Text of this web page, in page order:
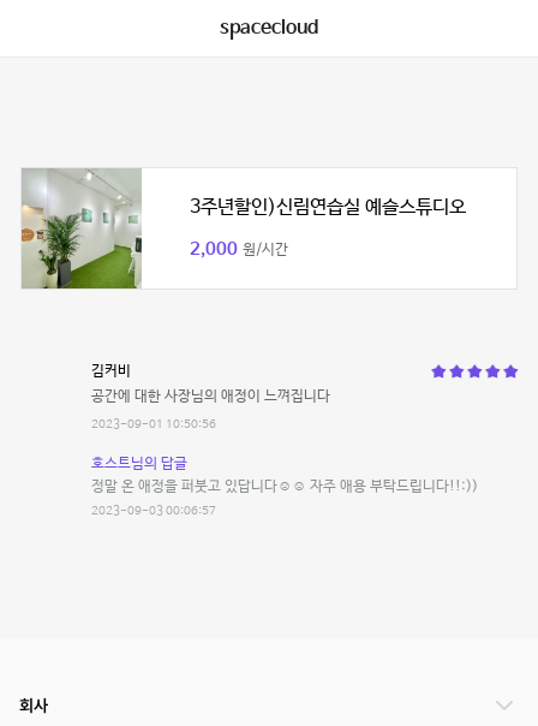
spacecloud
3주년할인)신림연습실 예슬스튜디오
2,000 원/시간
김커비
공간에 대한 사장님의 애정이 느껴집니다
2023-09-01 10:50:56
호스트님의 답글
정말 온 애정을 퍼붓고 있답니다☺️☺️ 자주 애용 부탁드립니다!!:))
2023-09-03 00:06:57
회사